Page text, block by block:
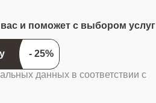
и поможет с выбором услуг
данных в соответствии с